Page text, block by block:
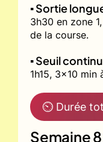
▪️ Sortie
3h30 en zone
de la course.
▪️ Seuil
1h15, 3x10 min
⏲ Durée
Semaine 8